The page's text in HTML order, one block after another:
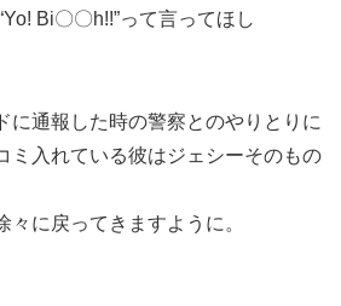
Bi〇〇h!!”って言ってほし
に通報した時の警察とのやりとりに
ミ入れている彼はジェシーそのもの
々に戻ってきますように。